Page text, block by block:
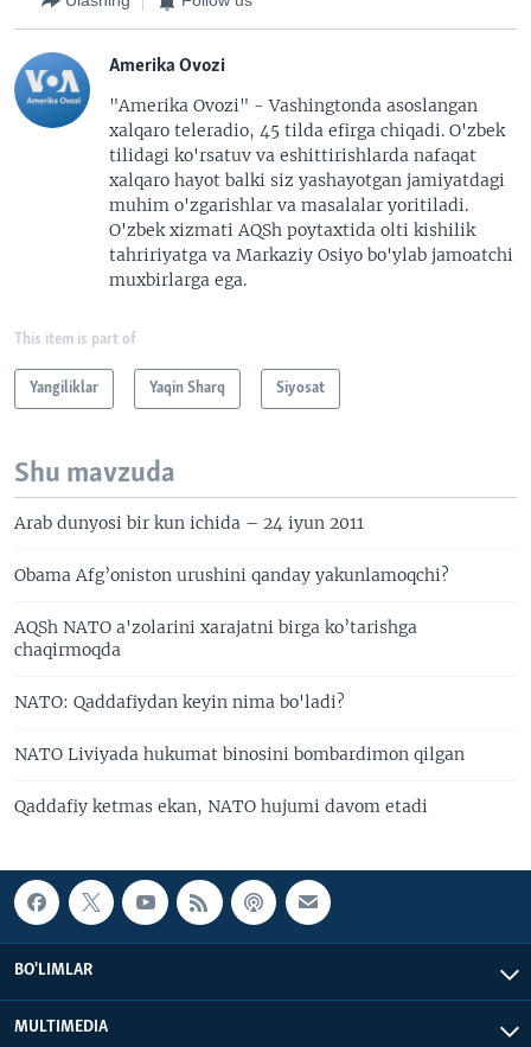
Amerika Ovozi
"Amerika Ovozi" - Vashingtonda asoslangan
xalqaro teleradio, 45 tilda efirga chiqadi. O'zbek
tilidagi ko'rsatuv va eshittirishlarda nafaqat
xalqaro hayot balki siz yashayotgan jamiyatdagi
muhim o'zgarishlar va masalalar yoritiladi.
O'zbek xizmati AQSh poytaxtida olti kishilik
tahririyatga va Markaziy Osiyo bo'ylab jamoatchi
muxbirlarga ega.
This item is part of
Yangiliklar Yaqin Sharq Siyosat
Shu mavzuda
Arab dunyosi bir kun ichida – 24 iyun 2011
Obama Afg’oniston urushini qanday yakunlamoqchi?
AQSh NATO a'zolarini xarajatni birga ko’tarishga
chaqirmoqda
NATO: Qaddafiydan keyin nima bo'ladi?
NATO Liviyada hukumat binosini bombardimon qilgan
Qaddafiy ketmas ekan, NATO hujumi davom etadi
BO'LIMLAR
MULTIMEDIA